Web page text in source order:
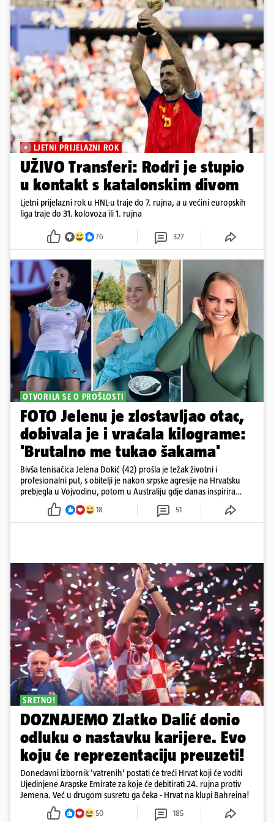
LJETNI PRIJELAZNI ROK
UŽIVO Transferi: Rodri je stupio
u kontakt s katalonskim divom
Ljetni prijelazni rok u HNL-u traje do 7. rujna, a u većini europskih
liga traje do 31. kolovoza ili 1. rujna
76 327
OTVORILA SE O PROŠLOSTI
FOTO Jelenu je zlostavljao otac,
dobivala je i vraćala kilograme:
'Brutalno me tukao šakama'
Bivša tenisačica Jelena Dokić (42) prošla je težak životni i
profesionalni put, s obitelji je nakon srpske agresije na Hrvatsku
prebjegla u Vojvodinu, potom u Australiju gdje danas inspirira
18 51
SRETNO!
DOZNAJEMO Zlatko Dalić donio
odluku o nastavku karijere. Evo
koju će reprezentaciju preuzeti!
Donedavni izbornik 'vatrenih' postati će treći Hrvat koji će voditi
Ujedinjene Arapske Emirate za koje će debitirati 24. rujna protiv
Jemena. Već u drugom susretu ga čeka - Hrvat na klupi Bahreina!
50 185